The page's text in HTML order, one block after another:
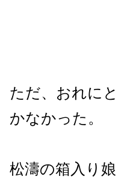
ただ、おれに
かなかった。
松濤の箱入り